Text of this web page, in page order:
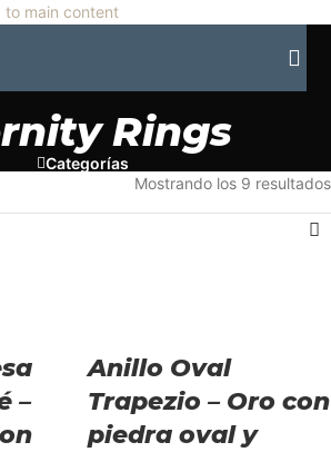
to main content
vacaciones agostinas
Rings
Categorías
Mostrando los 9 resultados
–
Anillo Oval
Trapezio – Oro con
piedra oval y